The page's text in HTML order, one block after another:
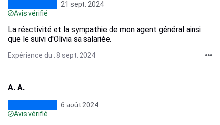
21 sept. 2024
Avis vérifié
La réactivité et la sympathie de mon agent général ainsi
que le suivi d'Olivia sa salariée.
Expérience du : 8 sept. 2024
A. A.
6 août 2024
Avis vérifié